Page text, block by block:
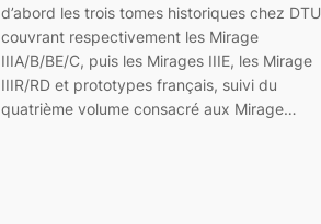
d’abord les trois tomes historiques chez DTU
couvrant respectivement les Mirage
IIIA/B/BE/C, puis les Mirages IIIE, les Mirage
IIIR/RD et prototypes français, suivi du
quatrième volume consacré aux Mirage…